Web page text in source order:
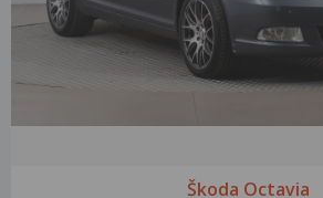
Škoda Octavia